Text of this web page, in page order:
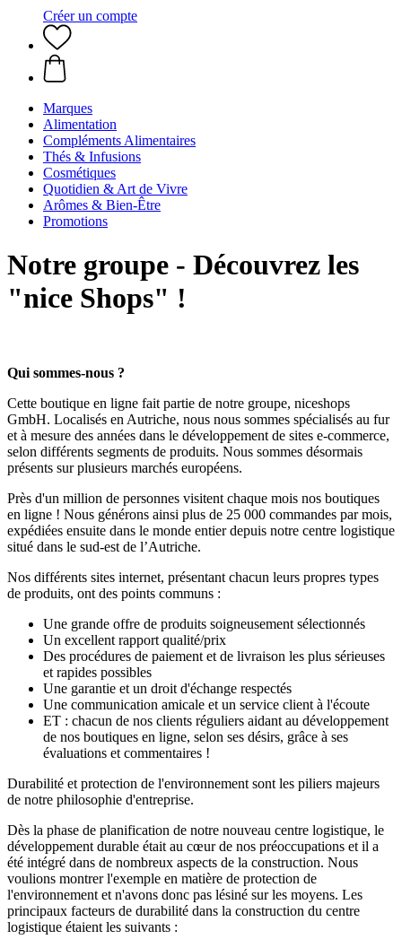
Créer un compte
Marques
Alimentation
Compléments Alimentaires
Thés & Infusions
Cosmétiques
Quotidien & Art de Vivre
Arômes & Bien-Être
Promotions
Notre groupe - Découvrez les
"nice Shops" !
Qui sommes-nous ?
Cette boutique en ligne fait partie de notre groupe, niceshops
GmbH. Localisés en Autriche, nous nous sommes spécialisés au fur
et à mesure des années dans le développement de sites e-commerce,
selon différents segments de produits. Nous sommes désormais
présents sur plusieurs marchés européens.
Près d'un million de personnes visitent chaque mois nos boutiques
en ligne ! Nous générons ainsi plus de 25 000 commandes par mois,
expédiées ensuite dans le monde entier depuis notre centre logistique
situé dans le sud-est de l’Autriche.
Nos différents sites internet, présentant chacun leurs propres types
de produits, ont des points communs :
Une grande offre de produits soigneusement sélectionnés
Un excellent rapport qualité/prix
Des procédures de paiement et de livraison les plus sérieuses
et rapides possibles
Une garantie et un droit d'échange respectés
Une communication amicale et un service client à l'écoute
ET : chacun de nos clients réguliers aidant au développement
de nos boutiques en ligne, selon ses désirs, grâce à ses
évaluations et commentaires !
Durabilité et protection de l'environnement sont les piliers majeurs
de notre philosophie d'entreprise.
Dès la phase de planification de notre nouveau centre logistique, le
développement durable était au cœur de nos préoccupations et il a
été intégré dans de nombreux aspects de la construction. Nous
voulions montrer l'exemple en matière de protection de
l'environnement et n'avons donc pas lésiné sur les moyens. Les
principaux facteurs de durabilité dans la construction du centre
logistique étaient les suivants :